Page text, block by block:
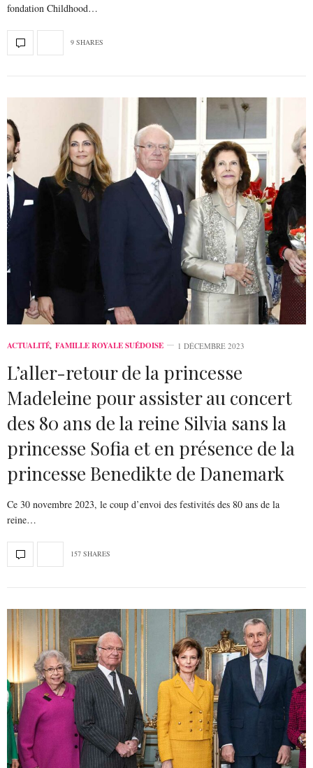
fondation Childhood…
9 SHARES
ACTUALITÉ, FAMILLE ROYALE SUÉDOISE 1 DÉCEMBRE 2023
L’aller-retour de la princesse
Madeleine pour assister au concert
des 80 ans de la reine Silvia sans la
princesse Sofia et en présence de la
princesse Benedikte de Danemark
Ce 30 novembre 2023, le coup d’envoi des festivités des 80 ans de la
reine…
157 SHARES